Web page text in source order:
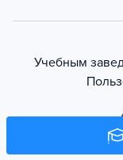
Учебным